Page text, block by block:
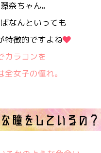
奈ちゃん。
なんといっても
特徴的ですよね
カラコンを
女子の憧れ。